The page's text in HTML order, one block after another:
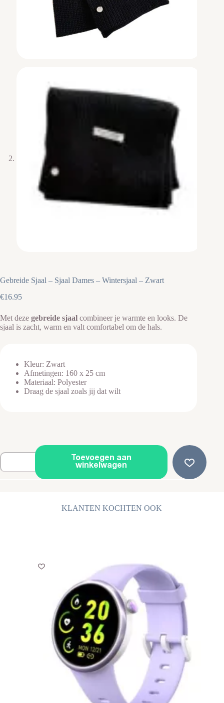
Gebreide Sjaal – Sjaal Dames – Wintersjaal – Zwart
€16.95
Met deze gebreide sjaal combineer je warmte en looks. De
sjaal is zacht, warm en valt comfortabel om de hals.
Kleur: Zwart
Afmetingen: 160 x 25 cm
Materiaal: Polyester
Draag de sjaal zoals jij dat wilt
Gebreide
-
Toevoegen aan
winkelwagen
KLANTEN KOCHTEN OOK